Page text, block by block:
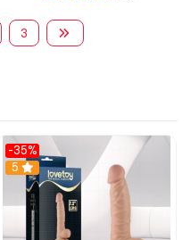
3
-35%
5